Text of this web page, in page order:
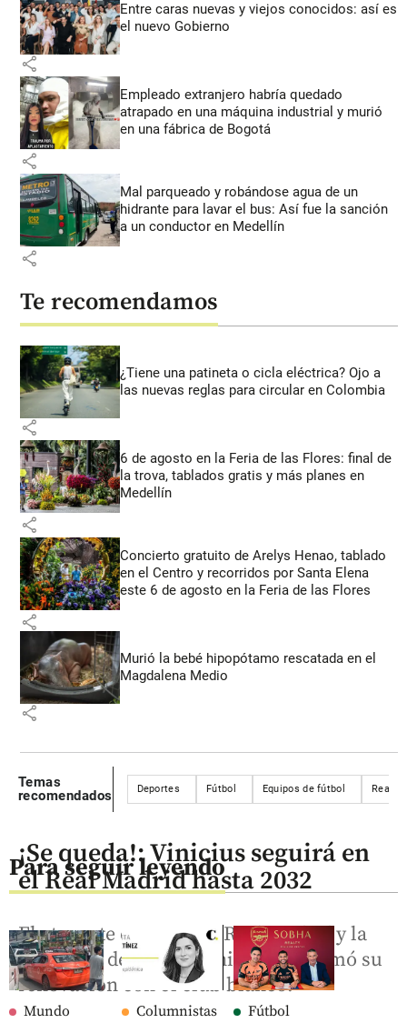
Entre caras nuevas y viejos conocidos: así es
el nuevo Gobierno
share
Empleado extranjero habría quedado
atrapado en una máquina industrial y murió
en una fábrica de Bogotá
share
Mal parqueado y robándose agua de un
hidrante para lavar el bus: Así fue la sanción
a un conductor en Medellín
share
Te recomendamos
¿Tiene una patineta o cicla eléctrica? Ojo a
las nuevas reglas para circular en Colombia
share
6 de agosto en la Feria de las Flores: final de
la trova, tablados gratis y más planes en
Medellín
share
Concierto gratuito de Arelys Henao, tablado
en el Centro y recorridos por Santa Elena
este 6 de agosto en la Feria de las Flores
share
Murió la bebé hipopótamo rescatada en el
Magdalena Medio
share
Temas
recomendados
Deportes Fútbol Equipos de fútbol Real
Para seguir leyendo
Mundo Columnistas Fútbol
¡Se queda!: Vinicius seguirá en
el Real Madrid hasta 2032
El atacante estrella del Real Madrid y la
selección de Brasil, Vinicius Jr., firmó su
renovación con el club blanco.